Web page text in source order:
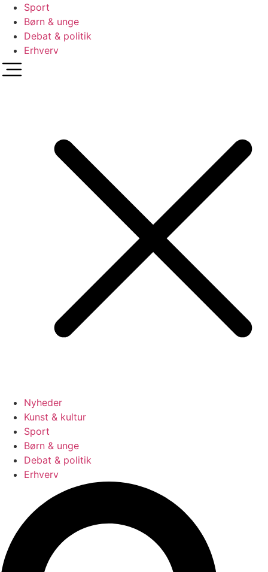
Sport
Børn & unge
Debat & politik
Erhverv
Nyheder
Kunst & kultur
Sport
Børn & unge
Debat & politik
Erhverv